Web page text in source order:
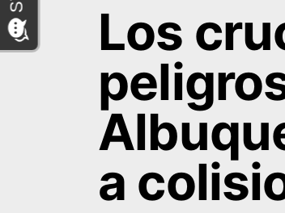
Los
a